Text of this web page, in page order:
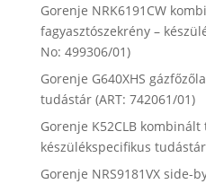
Gorenje NRK6191CW
fagyasztószekrény –
No: 499306/01)
Gorenje G640XHS
tudástár (ART: 742061/01)
Gorenje K52CLB kombinált
készülékspecifikus tudástár
Gorenje NRS9181VX side-